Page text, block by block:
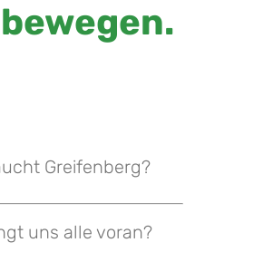
Greifenberg?
uns alle voran?